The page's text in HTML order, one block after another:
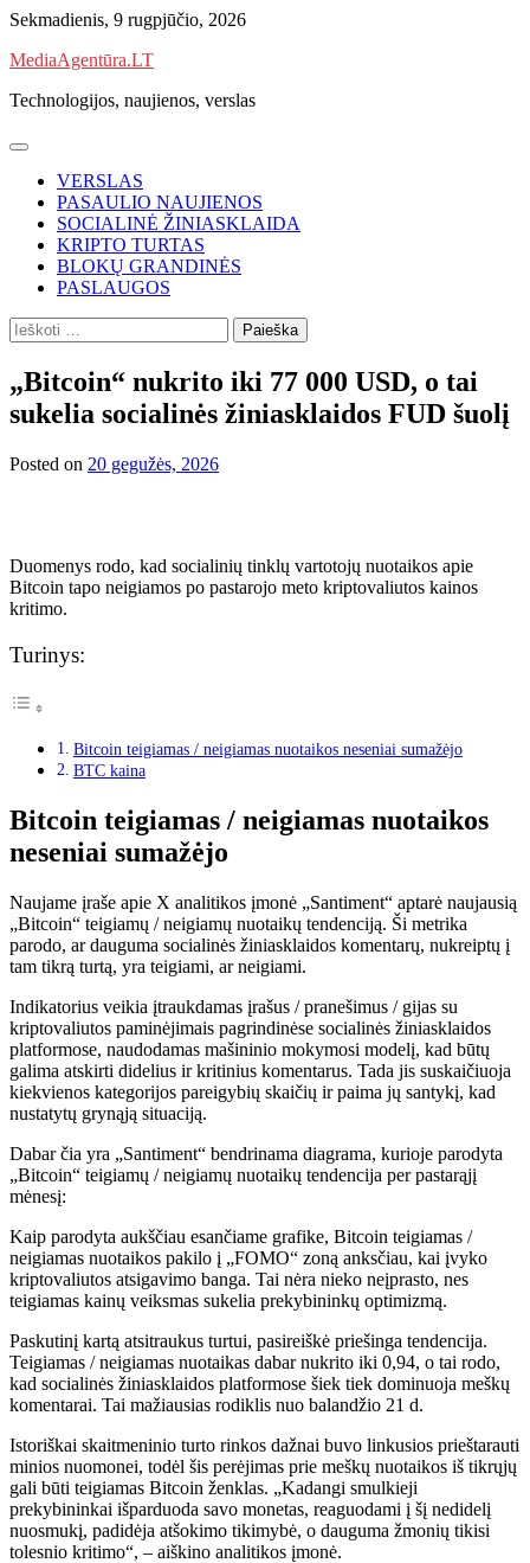
Skip
content
Sekmadienis, 9 rugpjūčio, 2026
MediaAgentūra.LT
Technologijos, naujienos, verslas
VERSLAS
PASAULIO NAUJIENOS
SOCIALINĖ ŽINIASKLAIDA
KRIPTO TURTAS
BLOKŲ GRANDINĖS
PASLAUGOS
Ieškoti:
„Bitcoin“ nukrito iki 77 000 USD, o tai
sukelia socialinės žiniasklaidos FUD šuolį
Posted on 20 gegužės, 2026
Duomenys rodo, kad socialinių tinklų vartotojų nuotaikos apie
Bitcoin tapo neigiamos po pastarojo meto kriptovaliutos kainos
kritimo.
Turinys:
Bitcoin teigiamas / neigiamas nuotaikos neseniai sumažėjo
BTC kaina
Bitcoin teigiamas / neigiamas nuotaikos
neseniai sumažėjo
Naujame įraše apie X analitikos įmonė „Santiment“ aptarė naujausią
„Bitcoin“ teigiamų / neigiamų nuotaikų tendenciją. Ši metrika
parodo, ar dauguma socialinės žiniasklaidos komentarų, nukreiptų į
tam tikrą turtą, yra teigiami, ar neigiami.
Indikatorius veikia įtraukdamas įrašus / pranešimus / gijas su
kriptovaliutos paminėjimais pagrindinėse socialinės žiniasklaidos
platformose, naudodamas mašininio mokymosi modelį, kad būtų
galima atskirti didelius ir kritinius komentarus. Tada jis suskaičiuoja
kiekvienos kategorijos pareigybių skaičių ir paima jų santykį, kad
nustatytų grynąją situaciją.
Dabar čia yra „Santiment“ bendrinama diagrama, kurioje parodyta
„Bitcoin“ teigiamų / neigiamų nuotaikų tendencija per pastarąjį
mėnesį:
Kaip parodyta aukščiau esančiame grafike, Bitcoin teigiamas /
neigiamas nuotaikos pakilo į „FOMO“ zoną anksčiau, kai įvyko
kriptovaliutos atsigavimo banga. Tai nėra nieko neįprasto, nes
teigiamas kainų veiksmas sukelia prekybininkų optimizmą.
Paskutinį kartą atsitraukus turtui, pasireiškė priešinga tendencija.
Teigiamas / neigiamas nuotaikas dabar nukrito iki 0,94, o tai rodo,
kad socialinės žiniasklaidos platformose šiek tiek dominuoja meškų
komentarai. Tai mažiausias rodiklis nuo balandžio 21 d.
Istoriškai skaitmeninio turto rinkos dažnai buvo linkusios prieštarauti
minios nuomonei, todėl šis perėjimas prie meškų nuotaikos iš tikrųjų
gali būti teigiamas Bitcoin ženklas. „Kadangi smulkieji
prekybininkai išparduoda savo monetas, reaguodami į šį nedidelį
nuosmukį, padidėja atšokimo tikimybė, o dauguma žmonių tikisi
tolesnio kritimo“, – aiškino analitikos įmonė.